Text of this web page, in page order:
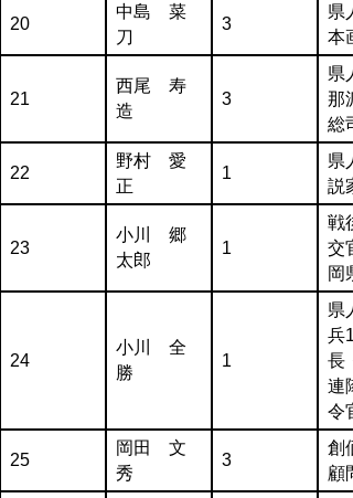
20
中島 菜
刀
3
県
本
21
西尾 寿
造
3
県
那
総
22
野村 愛
正
1
県
説家
23
小川 郷
太郎
1
戦
交
岡
24
小川 全
勝
1
県
兵
長
連
令官
25
岡田 文
秀
3
創
顧問